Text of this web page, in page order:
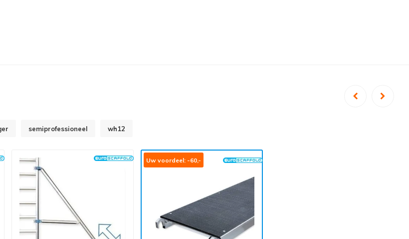
semiprofessioneel wh12
Uw voordeel: -60,-